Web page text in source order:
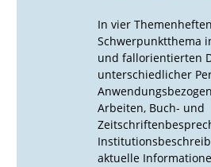
In vier
Schwerpunktthema
und fallorientierten
unterschiedlicher
Arbeiten, Buch- und
aktuelle